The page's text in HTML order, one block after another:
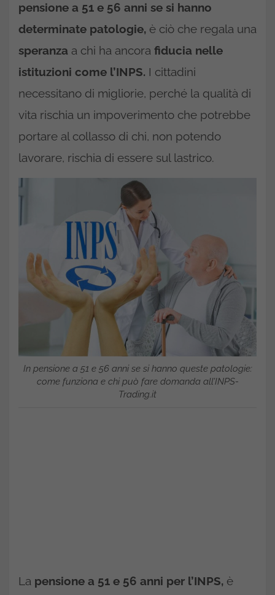
pensione a 51 e 56 anni se si hanno
determinate patologie, è ciò che regala una
speranza a chi ha ancora fiducia nelle
istituzioni come l’INPS. I cittadini
necessitano di migliorie, perché la qualità di
vita rischia un impoverimento che potrebbe
portare al collasso di chi, non potendo
lavorare, rischia di essere sul lastrico.
In pensione a 51 e 56 anni se si hanno queste patologie:
come funziona e chi può fare domanda all’INPS-
Trading.it
La pensione a 51 e 56 anni per l’INPS, è